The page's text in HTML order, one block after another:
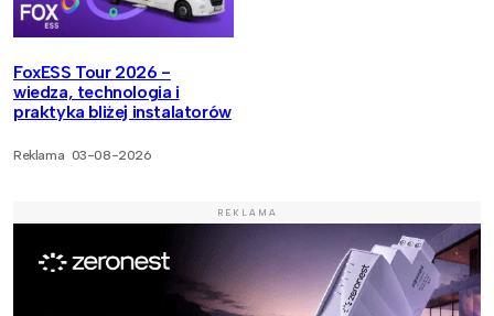
FoxESS Tour 2026 -
wiedza, technologia i
praktyka bliżej instalatorów
Reklama 03-08-2026
REKLAMA